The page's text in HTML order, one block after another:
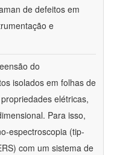
de defeitos em
e
do
isolados em folhas de
elétricas,
Para isso,
espectroscopia (tip-
com um sistema de